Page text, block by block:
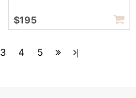
$195
3 4 5 |